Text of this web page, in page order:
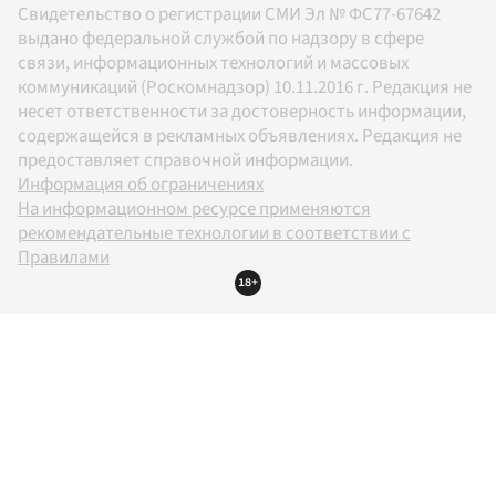
Свидетельство о регистрации СМИ Эл № ФС77-67642
выдано федеральной службой по надзору в сфере
связи, информационных технологий и массовых
коммуникаций (Роскомнадзор) 10.11.2016 г. Редакция не
несет ответственности за достоверность информации,
содержащейся в рекламных объявлениях. Редакция не
предоставляет справочной информации.
Информация об ограничениях
На информационном ресурсе применяются
рекомендательные технологии в соответствии с
Правилами
18+